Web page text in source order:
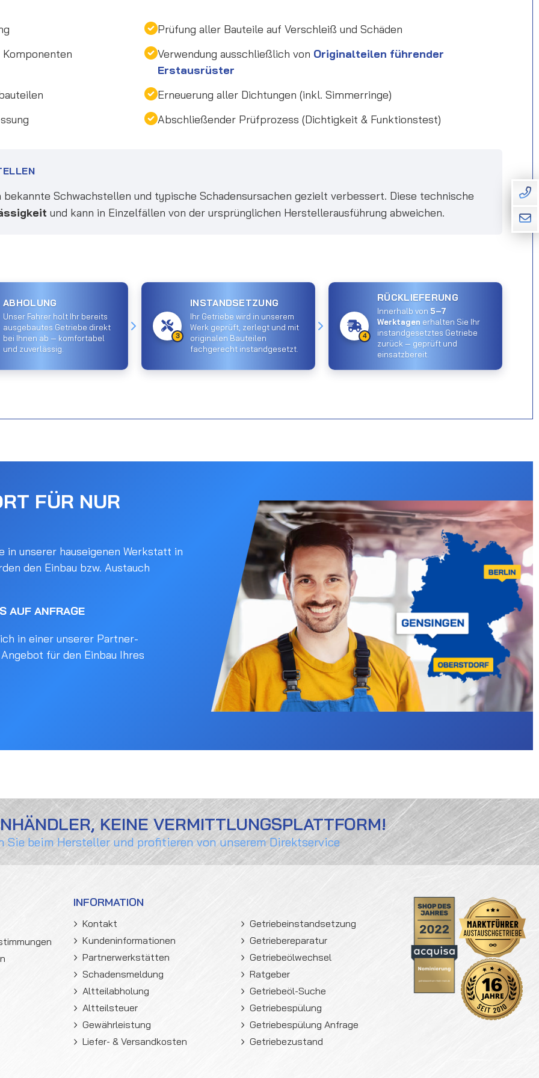
Prüfung aller Bauteile auf Verschleiß und Schäden
Verwendung ausschließlich von Originalteilen führender
Erstausrüster
Erneuerung aller Dichtungen (inkl. Simmerringe)
Abschließender Prüfprozess (Dichtigkeit & Funktionstest)
Schwachstellen und typische Schadensursachen gezielt verbessert. Diese technische
und kann in Einzelfällen von der ursprünglichen Herstellerausführung abweichen.
ABHOLUNG
Unser Fahrer holt Ihr bereits
ausgebautes Getriebe direkt
bei Ihnen ab — komfortabel
und zuverlässig.
3
INSTANDSETZUNG
Ihr Getriebe wird in unserem
Werk geprüft, zerlegt und mit
originalen Bauteilen
fachgerecht instandgesetzt.
4
RÜCKLIEFERUNG
Innerhalb von 5–7
Werktagen erhalten Sie Ihr
instandgesetztes Getriebe
zurück — geprüft und
einsatzbereit.
FÜR NUR
in unserer hauseigenen Werkstatt in
den Einbau bzw. Austauch
AUF ANFRAGE
in einer unserer Partner-
für den Einbau Ihres
KEINE VERMITTLUNGSPLATTFORM!
Sie beim Hersteller und profitieren von unserem Direktservice
INFORMATION
Kontakt
Kundeninformationen
Partnerwerkstätten
Schadensmeldung
Altteilabholung
Altteilsteuer
Gewährleistung
Liefer- & Versandkosten
Getriebeinstandsetzung
Getriebereparatur
Getriebeölwechsel
Ratgeber
Getriebeöl-Suche
Getriebespülung
Getriebespülung Anfrage
Getriebezustand